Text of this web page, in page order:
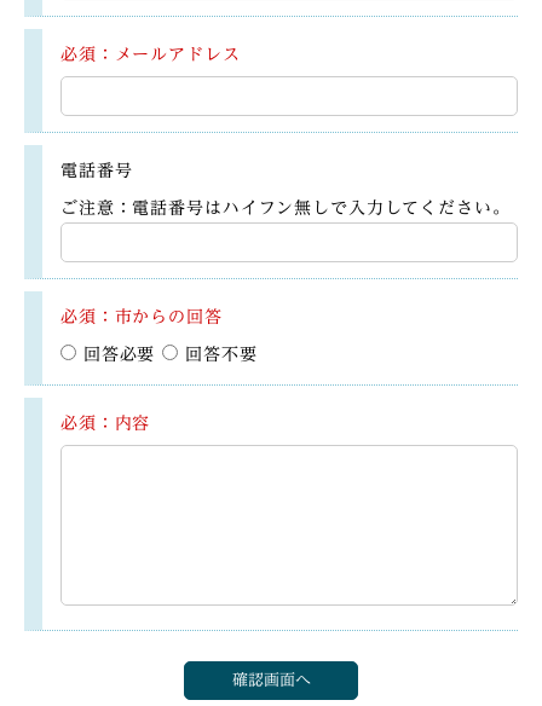
必須：メールアドレス
電話番号
ご注意：電話番号はハイフン無しで入力してください。
必須：市からの回答
回答必要 回答不要
必須：内容